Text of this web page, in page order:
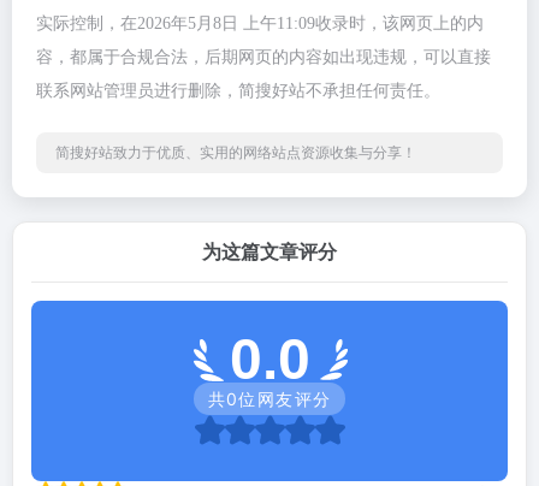
实际控制，在2026年5月8日 上午11:09收录时，该网页上的内
容，都属于合规合法，后期网页的内容如出现违规，可以直接
联系网站管理员进行删除，简搜好站不承担任何责任。
简搜好站致力于优质、实用的网络站点资源收集与分享！
为这篇文章评分
0.0
共0位网友评分